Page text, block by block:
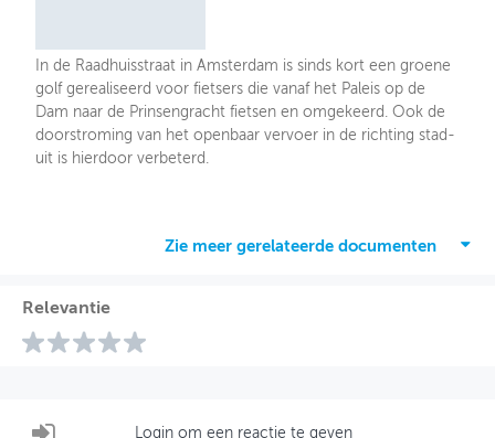
In de Raadhuisstraat in Amsterdam is sinds kort een groene
golf gerealiseerd voor fietsers die vanaf het Paleis op de
Dam naar de Prinsengracht fietsen en omgekeerd. Ook de
doorstroming van het openbaar vervoer in de richting stad-
uit is hierdoor verbeterd.
Zie meer gerelateerde documenten
Relevantie
Login om een reactie te geven